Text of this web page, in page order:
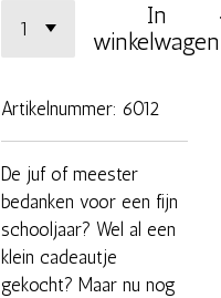
In
winkelwagen
Artikelnummer: 6012
De juf of meester
bedanken voor een fijn
schooljaar? Wel al een
klein cadeautje
gekocht? Maar nu nog